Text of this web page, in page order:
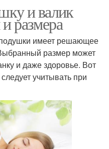
и валик
размера
имеет решающее
размер может
и даже здоровье. Вот
учитывать при